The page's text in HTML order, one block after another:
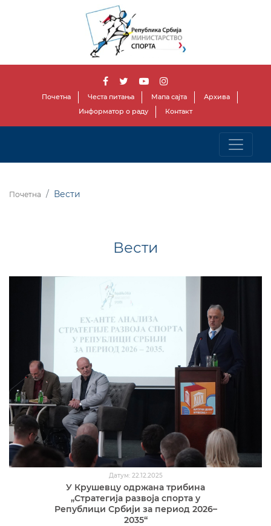
Почетна Честа питања Мапа сајта
Архива
Информатор о раду
Контакт
Почетна Вести
Вести
Датум: 22.12.2025
У Крушевцу одржана трибина
„Стратегија развоја спорта у
Републици Србији за период 2026–
2035“